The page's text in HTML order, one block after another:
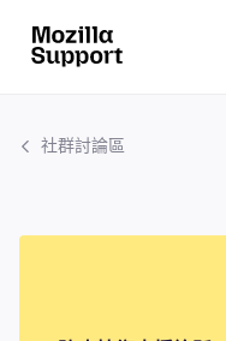
社群討論區